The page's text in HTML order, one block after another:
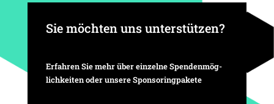
Sie möchten uns unterstützen?
Erfahren Sie mehr über einzelne Spen­den­mög­
lich­keiten oder unsere Sponsoringpakete